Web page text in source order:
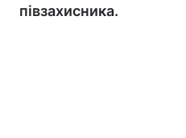
півзахисника.